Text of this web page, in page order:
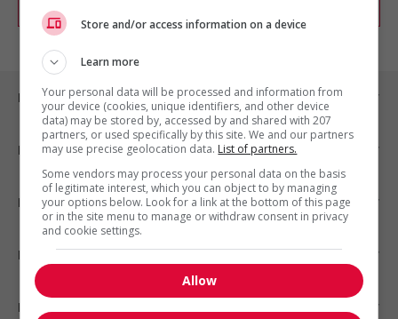
Emplois par ville
Emplois par secteur
Emplois par statut
Emplois par type
Nos suggestions
Store and/or access information on a device
Learn more
Your personal data will be processed and information from
your device (cookies, unique identifiers, and other device
data) may be stored by, accessed by and shared with 207
partners, or used specifically by this site. We and our partners
may use precise geolocation data. List of partners.
Some vendors may process your personal data on the basis
of legitimate interest, which you can object to by managing
your options below. Look for a link at the bottom of this page
or in the site menu to manage or withdraw consent in privacy
and cookie settings.
Allow